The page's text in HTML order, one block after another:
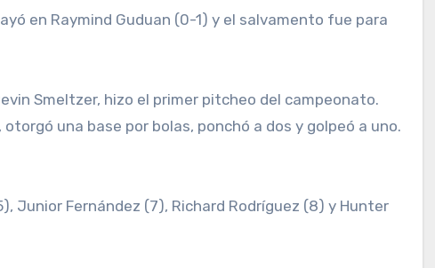
en Raymind Guduan (0-1) y el salvamento fue para
Smeltzer, hizo el primer pitcheo del campeonato.
una base por bolas, ponchó a dos y golpeó a uno.
Junior Fernández (7), Richard Rodríguez (8) y Hunter